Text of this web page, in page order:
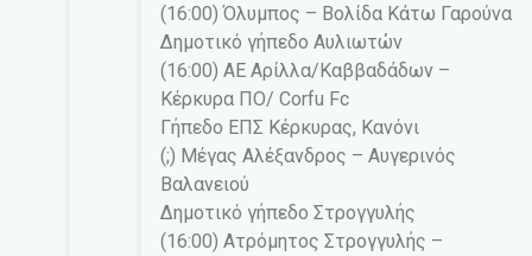
(16:00) Όλυμπος – Βολίδα Κάτω Γαρούνα
Δημοτικό γήπεδο Αυλιωτών
(16:00) ΑΕ Αρίλλα/Καββαδάδων –
Κέρκυρα ΠΟ/ Corfu Fc
Γήπεδο ΕΠΣ Κέρκυρας, Κανόνι
(;) Μέγας Αλέξανδρος – Αυγερινός
Βαλανειού
Δημοτικό γήπεδο Στρογγυλής
(16:00) Ατρόμητος Στρογγυλής –